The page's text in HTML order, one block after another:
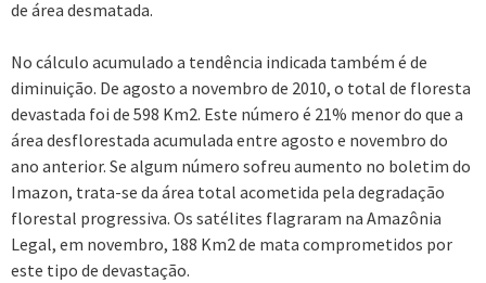
de área desmatada.
No cálculo acumulado a tendência indicada também é de
diminuição. De agosto a novembro de 2010, o total de floresta
devastada foi de 598 Km2. Este número é 21% menor do que a
área desflorestada acumulada entre agosto e novembro do
ano anterior. Se algum número sofreu aumento no boletim do
Imazon, trata-se da área total acometida pela degradação
florestal progressiva. Os satélites flagraram na Amazônia
Legal, em novembro, 188 Km2 de mata comprometidos por
este tipo de devastação.